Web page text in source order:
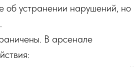
об устранении нарушений, но
В арсенале